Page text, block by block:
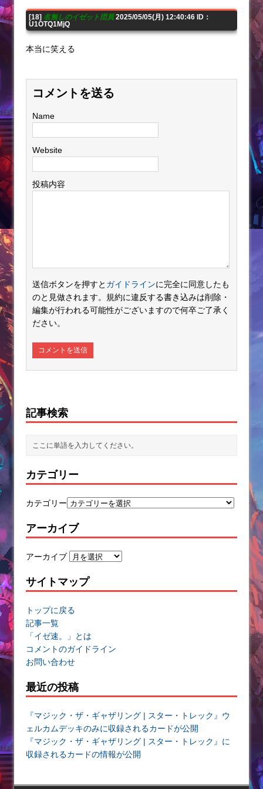
[18] 名無しのイゼット団員2025/05/05(月) 12:40:46 ID：
U1OTQ1MjQ
本当に笑える
コメントを送る
Name
Website
投稿内容
送信ボタンを押すと ガイドラインに完全に同意したも
のと見做されます。規約に違反する書き込みは削除・
編集が行われる可能性がございますので何卒ご了承く
ださい。
記事検索
カテゴリー
カテゴリー
アーカイブ
アーカイブ
サイトマップ
トップに戻る
記事一覧
「イゼ速。」とは
コメントのガイドライン
お問い合わせ
最近の投稿
『マジック・ザ・ギャザリング | スター・トレック』ウ
ェルカムデッキのみに収録されるカードが公開
『マジック・ザ・ギャザリング | スター・トレック』に
収録されるカードの情報が公開